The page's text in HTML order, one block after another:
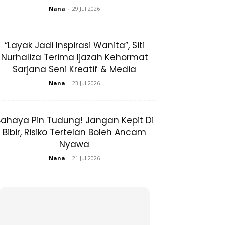
Nana - 29 Jul 2026
“Layak Jadi Inspirasi Wanita”, Siti
Nurhaliza Terima Ijazah Kehormat
Sarjana Seni Kreatif & Media
Nana - 23 Jul 2026
Pin Tudung! Jangan Kepit Di
Bibir, Risiko Tertelan Boleh Ancam
Nyawa
Nana - 21 Jul 2026